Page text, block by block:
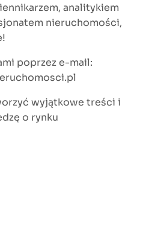
analitykiem
nieruchomości,
poprzez e-mail:
wyjątkowe treści i
o rynku